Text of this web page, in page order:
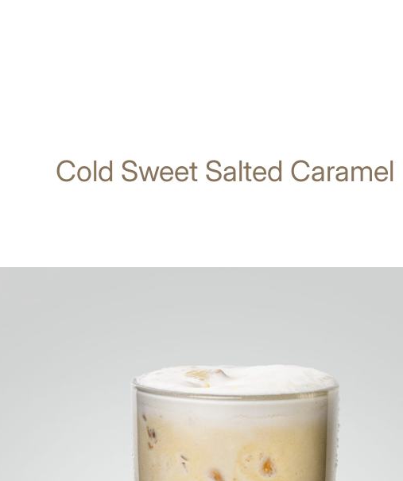
Cold Sweet Salted Caramel